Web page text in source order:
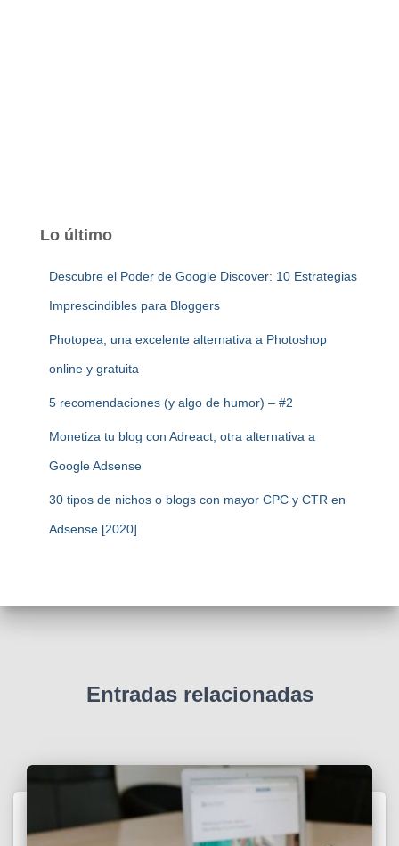
Lo último
Descubre el Poder de Google Discover: 10 Estrategias
Imprescindibles para Bloggers
Photopea, una excelente alternativa a Photoshop
online y gratuita
5 recomendaciones (y algo de humor) – #2
Monetiza tu blog con Adreact, otra alternativa a
Google Adsense
30 tipos de nichos o blogs con mayor CPC y CTR en
Adsense [2020]
Entradas relacionadas